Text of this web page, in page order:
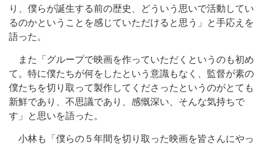
り、僕らが誕生する前の歴史、どういう思いで活動してい
るのかということを感じていただけると思う」と手応えを
語った。
また「グループで映画を作っていただくというのも初め
て。特に僕たちが何をしたという意識もなく、監督が素の
僕たちを切り取って製作してくださったというのがとても
新鮮であり、不思議であり、感慨深い、そんな気持ちで
す」と思いを語った。
小林も「僕らの５年間を切り取った映画を皆さんにやっ